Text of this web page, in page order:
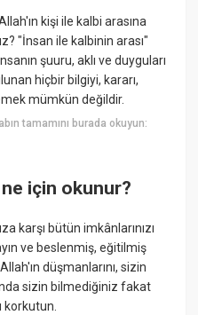
kişi ile kalbi arasına
"İnsan ile kalbinin arası"
şuuru, aklı ve duyguları
hiçbir bilgiyi, kararı,
mümkün değildir.
tamamını burada okuyun:
için okunur?
karşı bütün imkânlarınızı
ve beslenmiş, eğitilmiş
düşmanlarını, sizin
sizin bilmediğiniz fakat
korkutun.